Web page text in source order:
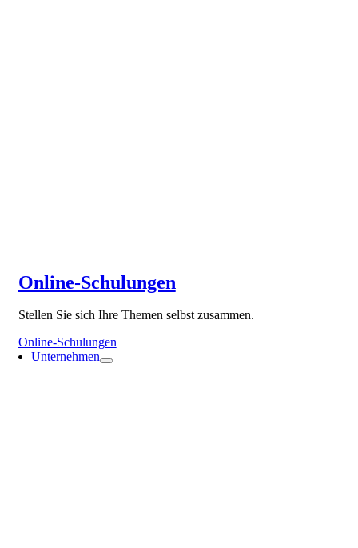
Online-Schulungen
Stellen Sie sich Ihre Themen selbst zusammen.
Online-Schulungen
Unternehmen